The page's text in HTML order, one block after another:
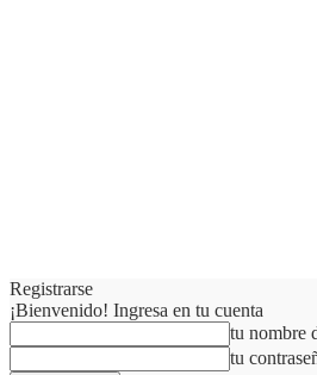
Registrarse
¡Bienvenido! Ingresa en tu cuenta
tu nombre
tu